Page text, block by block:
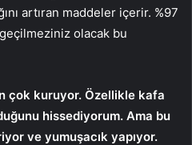
artıran maddeler içerir. %97
olacak bu
çok kuruyor. Özellikle kafa
hissediyorum. Ama bu
ve yumuşacık yapıyor.